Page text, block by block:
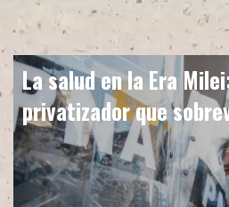
La salud en la Era
privatizador que